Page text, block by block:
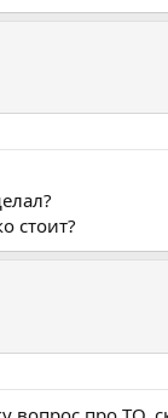
стоит?